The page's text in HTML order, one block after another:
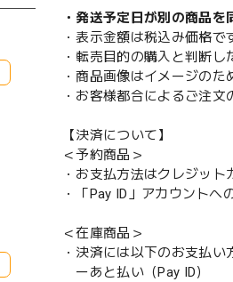
・発送予定日が別の商品
・表示金額は税込み価格で
・転売目的の購入と判断
・商品画像はイメージの
・お客様都合によるご注文
【決済について】
＜予約商品＞
・お支払方法はクレジット
・「Pay ID」アカウントへ
＜在庫商品＞
・決済には以下のお支払い
ーあと払い（Pay ID）